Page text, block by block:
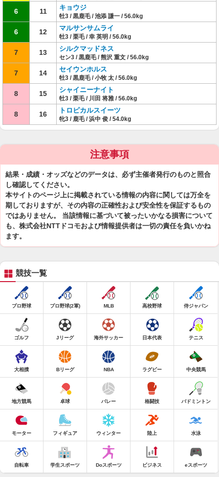
6 11 キョウジ
牡3 / 黒鹿毛 / 池添 謙一 / 56.0kg
6 12 マルサンサムライ
牡3 / 栗毛 / 幸 英明 / 56.0kg
7 13 シルクマッドネス
セン3 / 黒鹿毛 / 熊沢 重文 / 56.0kg
7 14 セイウンホルス
牡3 / 黒鹿毛 / 小牧 太 / 56.0kg
8 15 シャイニーナイト
牡3 / 栗毛 / 川田 将雅 / 56.0kg
8 16 トロピカルスイーツ
牝3 / 鹿毛 / 浜中 俊 / 54.0kg
注意事項
結果・成績・オッズなどのデータは、必ず主催者発行のものと照合
し確認してください。
本サイトのページ上に掲載されている情報の内容に関しては万全を
期しておりますが、その内容の正確性および安全性を保証するもの
ではありません。 当該情報に基づいて被ったいかなる損害について
も、株式会社NTTドコモおよび情報提供者は一切の責任を負いかね
ます。
競技一覧
プロ野球 プロ野球(2軍) MLB 高校野球 侍ジャパン
ゴルフ Jリーグ 海外サッカー 日本代表 テニス
大相撲 Bリーグ NBA ラグビー 中央競馬
地方競馬 卓球 バレー 格闘技 バドミントン
モーター フィギュア ウィンター 陸上 水泳
自転車 学生スポーツ Doスポーツ ビジネス eスポーツ